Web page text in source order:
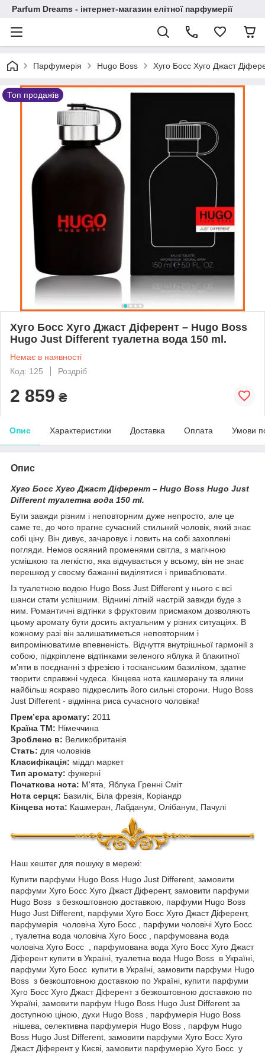
Parfum Dreams - інтернет-магазин елітної парфумерії
Парфумерія Hugo Boss Хуго Босс Хуго Джаст
Топ продажів
Хуго Босс Хуго Джаст Діферент – Hugo Boss
Hugo Just Different туалетна вода 150 ml.
Немає в наявності
Код: 125
Роздріб
2 859 ₴
Опис Характеристики Доставка Оплата Умови
Опис
Хуго Босс Хуго Джаст Діферент – Hugo Boss Hugo Just
Different туалетна вода 150 ml.
Бути завжди різним і неповторним дуже непросто, але це
саме те, до чого прагне сучасний стильний чоловік, який знає
собі ціну. Він дивує, зачаровує і ловить на собі захоплені
погляди. Немов осяяний променями світла, з магічною
усмішкою та легкістю, яка відчувається у всьому, він не знає
перешкод у своєму бажанні виділятися і приваблювати.
Із туалетною водою Hugo Boss Just Different у нього є всі
шанси стати успішним. Віднині літній настрій завжди буде з
ним. Романтичні відтінки з фруктовим присмаком дозволяють
цьому аромату бути досить актуальним у різних ситуаціях. В
кожному разі він залишатиметься неповторним і
випромінюватиме впевненість. Відчуття внутрішньої гармонії з
собою, підкріплене відтінками зеленого яблука й блакитної
м'яти в поєднанні з фрезією і тосканським базиліком, здатне
творити справжні чудеса. Кінцева нота кашмерану та ялини
найбільш яскраво підкреслить його сильні сторони. Hugo Boss
Just Different - відмінна риса сучасного чоловіка!
Прем’єра аромату: 2011
Країна ТМ: Німеччина
Зроблено в: Великобританія
Стать: для чоловіків
Класифікація: міддл маркет
Тип аромату: фужерні
Початкова нота: М'ята, Яблука Гренні Сміт
Нота серця: Базилік, Біла фрезія, Коріандр
Кінцева нота: Кашмеран, Лабданум, Олібанум, Пачулі
Наш хештег для пошуку в мережі:
Купити парфуми Hugo Boss Hugo Just Different, замовити
парфуми Хуго Босс Хуго Джаст Діферент, замовити парфуми
Hugo Boss з безкоштовною доставкою, парфуми Hugo Boss
Hugo Just Different, парфуми Хуго Босс Хуго Джаст Діферент,
парфумерія чоловіча Хуго Босс , парфуми чоловічі Хуго Босс
, туалетна вода чоловіча Хуго Босс , парфумована вода
чоловіча Хуго Босс , парфумована вода Хуго Босс Хуго Джаст
Діферент купити в Україні, туалетна вода Hugo Boss в Україні,
парфуми Хуго Босс купити в Україні, замовити парфуми Hugo
Boss з безкоштовною доставкою по Україні, купити парфуми
Хуго Босс Хуго Джаст Діферент з безкоштовною доставкою по
Україні, замовити парфум Hugo Boss Hugo Just Different за
доступною ціною, духи Hugo Boss , парфумерія Hugo Boss
нішева, селективна парфумерія Hugo Boss , парфум Hugo
Boss Hugo Just Different, замовити парфуми Хуго Босс Хуго
Джаст Діферент у Києві, замовити парфумерію Хуго Босс у